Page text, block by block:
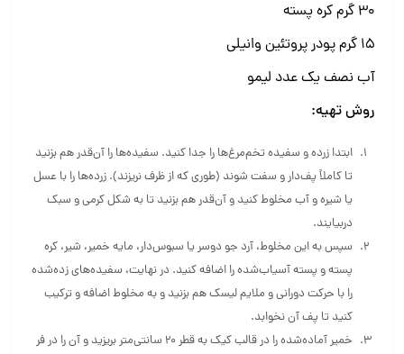
۳۰ گرم کره پسته
۱۵ گرم پودر پروتئین وانیلی
آب نصف یک عدد لیمو
روش تهیه:
ابتدا زرده و سفیده تخم‌مرغ‌ها را جدا کنید. سفیده‌ها را آن‌قدر هم بزنید
تا کاملاً پف‌دار و سفت شوند (طوری که از ظرف نریزند). زرده‌ها را با عسل
یا شیره و آب مخلوط کنید و آن‌قدر هم بزنید تا به شکل کرمی و سبک
دربیایند.
سپس به این مخلوط، آرد جو دوسر یا سبوس‌دار، مایه خمیر، شیر، کره
پسته و پسته آسیاب‌شده را اضافه کنید. در نهایت، سفیده‌های زده‌شده
را با حرکت دورانی و ملایم لیسک هم بزنید و به مخلوط اضافه و ترکیب
کنید تا پف آن نخوابد.
خمیر آماده‌شده را در قالب کیک به قطر ۲۰ سانتی‌متر بریزید و آن را در فر